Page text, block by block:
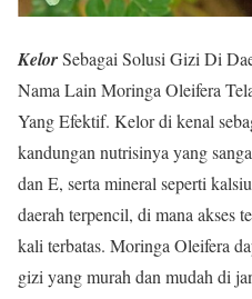
KelorSebagai Solusi Gizi Di
Nama Lain Moringa Oleifera
Yang Efektif. Kelor di kenal
kandungan nutrisinya yang
dan E, serta mineral seperti
daerah terpencil, di mana akses
kali terbatas. Moringa Oleifera
gizi yang murah dan mudah di